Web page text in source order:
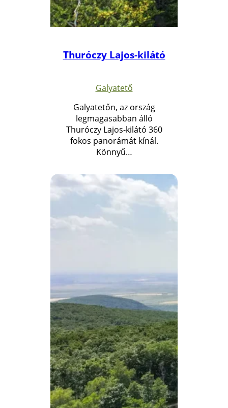
Thuróczy Lajos-kilátó
Galyatető
Galyatetőn, az ország
legmagasabban álló
Thuróczy Lajos-kilátó 360
fokos panorámát kínál.
Könnyű…